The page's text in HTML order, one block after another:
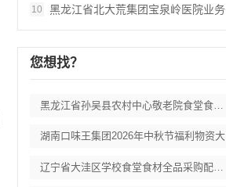
10 黑龙江省北大荒集团宝泉岭医院业务应用系统
您想找？
黑龙江省孙吴县农村中心敬老院食堂食材采购
湖南口味王集团2026年中秋节福利物资大